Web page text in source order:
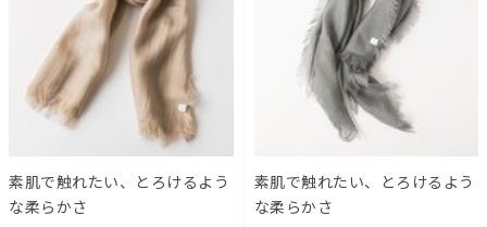
素肌で触れたい、とろけるよう
な柔らかさ
素肌で触れたい、とろけるよう
な柔らかさ